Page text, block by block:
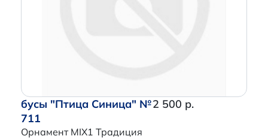
бусы "Птица Синица" №
711
Орнамент MIX1 Традиция
2 500 р.